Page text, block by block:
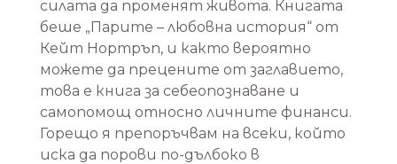
силата да променят животa. Книгата
беше „Парите – любовна история“ от
Кейт Нортръп, и както вероятно
можете да прецените от заглавието,
това е книга за себеопознаване и
самопомощ относно личнитe финанси.
Горещо я препоръчвам на всеки, който
иска да порови по-дълбоко в